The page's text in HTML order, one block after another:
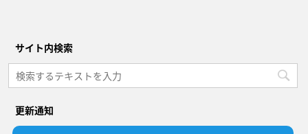
サイト内検索
更新通知